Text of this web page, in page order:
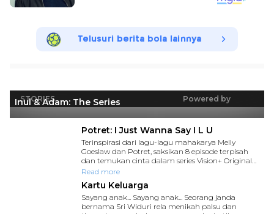
Telusuri berita bola lainnya